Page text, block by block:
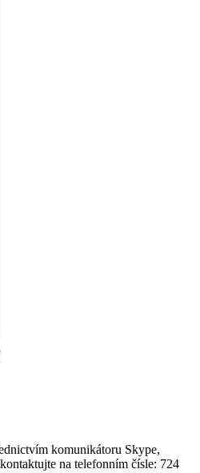
komunikátoru Skype,
na telefonním čísle: 724